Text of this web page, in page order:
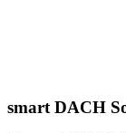
smart DACH